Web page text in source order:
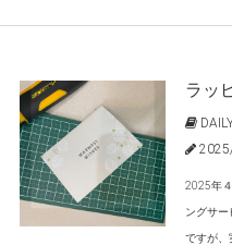
ラッ
2025年
ングサ
ですが、